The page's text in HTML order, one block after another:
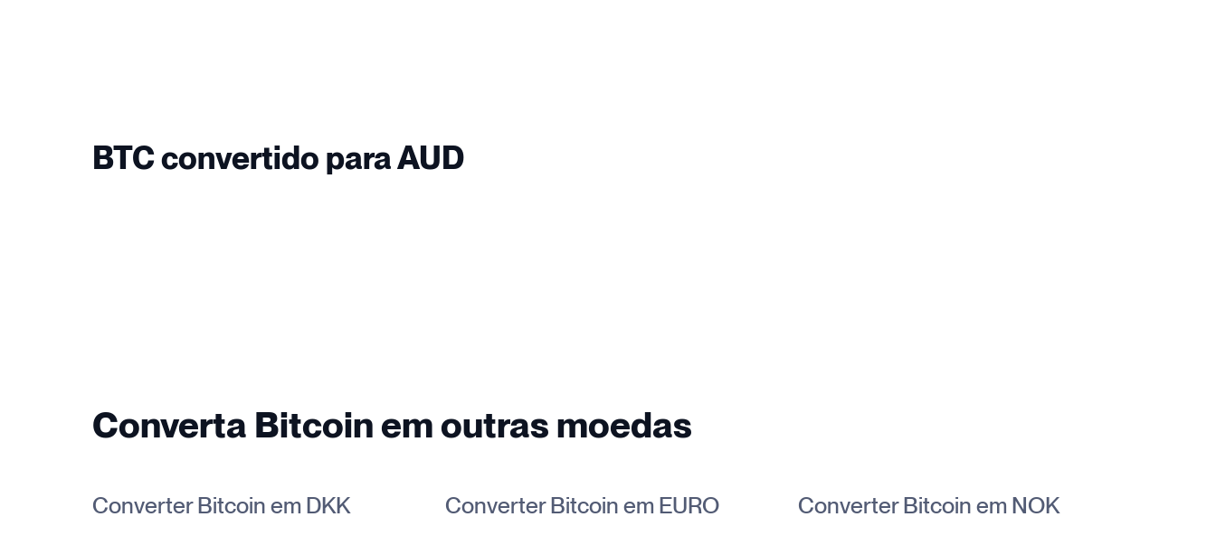
BTC convertido para AUD
Converta Bitcoin em outras moedas
Converter Bitcoin em DKK Converter Bitcoin em EURO Converter Bitcoin em NOK